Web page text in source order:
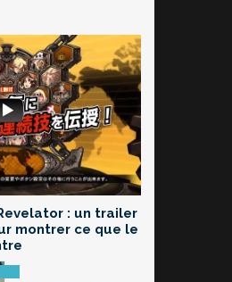
: un trailer
montrer ce que le